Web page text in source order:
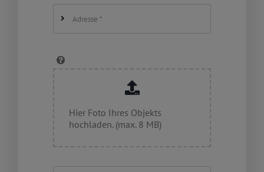
Hier Foto Ihres Objekts
hochladen. (max. 8 MB)